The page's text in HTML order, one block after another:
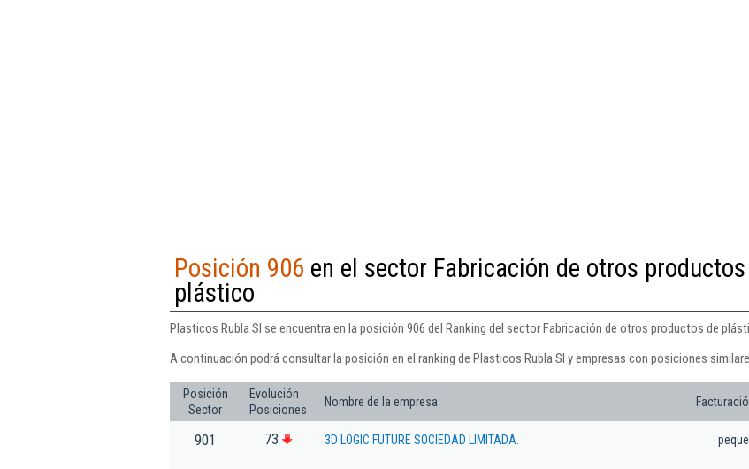
Posición 906 en el sector Fabricación de otros
plástico
Plasticos Rubla Sl se encuentra en la posición 906 del Ranking del sector Fabricación de otros productos de
A continuación podrá consultar la posición en el ranking de Plasticos Rubla Sl y empresas con posiciones
Posición
Sector
Evolución
Posiciones
Nombre de la empresa
901 73 3D LOGIC FUTURE SOCIEDAD LIMITADA.